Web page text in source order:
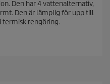
Den har 4 vattenalternativ,
Den är lämplig för upp till
termisk rengöring.